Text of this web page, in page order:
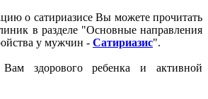
о сатириазисе Вы можете прочитать
в разделе "Основные направления
у мужчин - Сатириазис".
здорового ребенка и активной